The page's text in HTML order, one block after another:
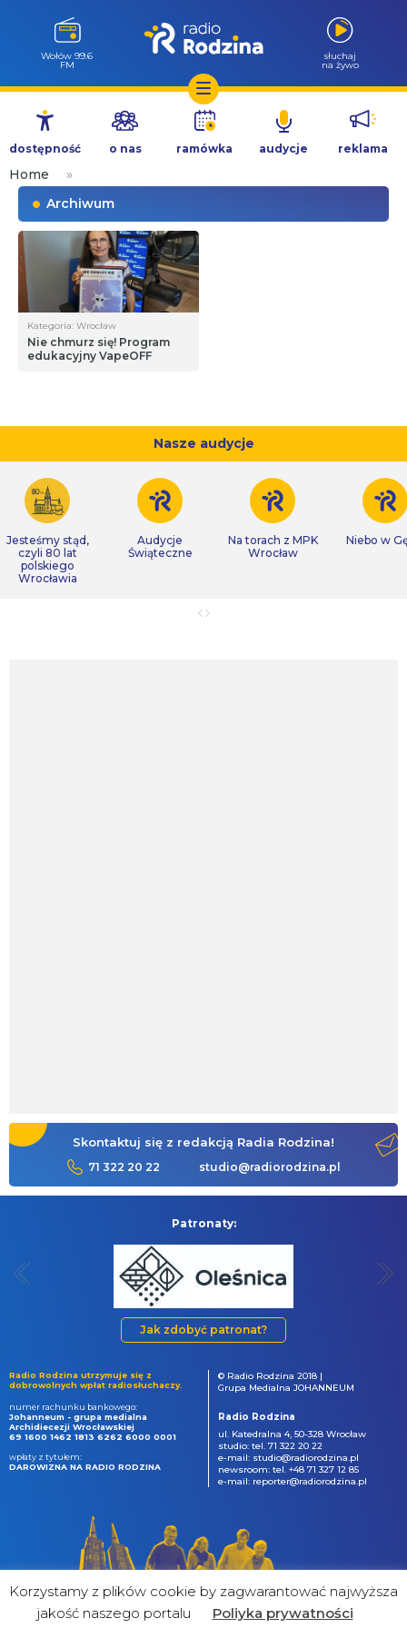
Przejdź
treści
Wołów 99.6
FM
słuchaj
na żywo
dostępność o nas ramówka audycje reklama
Home
»
Archiwum
Kategoria: Wrocław
Nie chmurz się! Program
edukacyjny VapeOFF
Nasze audycje
Jesteśmy stąd,
czyli 80 lat
polskiego
Wrocławia
Audycje
Świąteczne
Na torach z MPK
Wrocław
Niebo w
Skontaktuj się z redakcją Radia Rodzina!
71 322 20 22 studio@radiorodzina.pl
Patronaty:
Jak zdobyć patronat?
Radio Rodzina utrzymuje się z
dobrowolnych wpłat radiosłuchaczy.
numer rachunku bankowego:
Johanneum - grupa medialna
Archidiecezji Wrocławskiej
69 1600 1462 1813 6262 6000 0001
wpłaty z tytułem:
DAROWIZNA NA RADIO RODZINA
© Radio Rodzina 2018 |
Grupa Medialna JOHANNEUM
Radio Rodzina
ul. Katedralna 4, 50-328 Wrocław
studio: tel. 71 322 20 22
e-mail: studio@radiorodzina.pl
newsroom: tel. +48 71 327 12 85
e-mail: reporter@radiorodzina.pl
Korzystamy z plików cookie by zagwarantować najwyższa
jakość naszego portalu
Poliyka prywatności